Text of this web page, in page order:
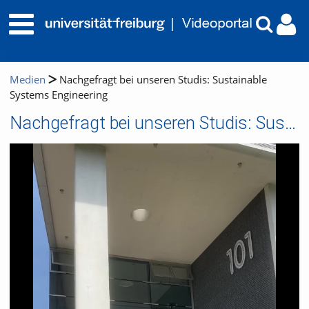
Medien
Nachgefragt bei unseren Studis: Sustainable
Systems Engineering
Nachgefragt bei unseren Studis: Sustainable Systems Engineering